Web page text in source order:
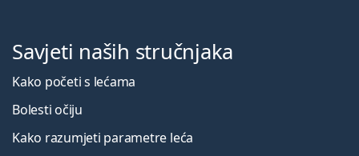
Savjeti naših stručnjaka
Kako početi s lećama
Bolesti očiju
Kako razumjeti parametre leća